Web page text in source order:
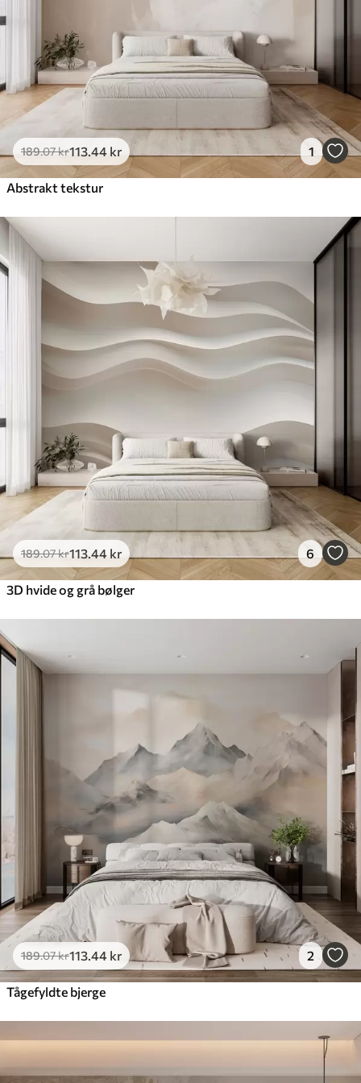
310
Peel and Stick
666.67 400 .00kr/m²
189.07kr113 .44 kr 1
Abstrakt tekstur
189.07kr113 .44 kr 6
3D hvide og grå bølger
189.07kr113 .44 kr 2
Tågefyldte bjerge